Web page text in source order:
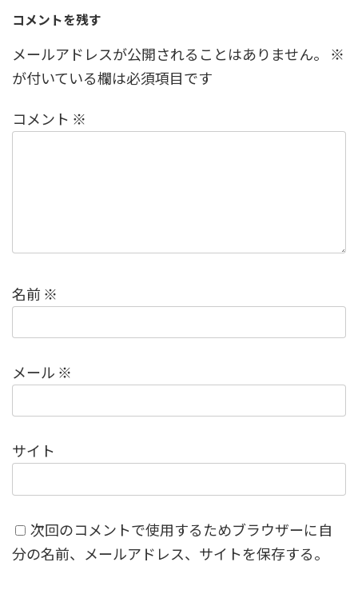
コメントを残す
メールアドレスが公開されることはありません。
※
が付いている欄は必須項目です
コメント ※
名前 ※
メール ※
サイト
次回のコメントで使用するためブラウザーに自
分の名前、メールアドレス、サイトを保存する。